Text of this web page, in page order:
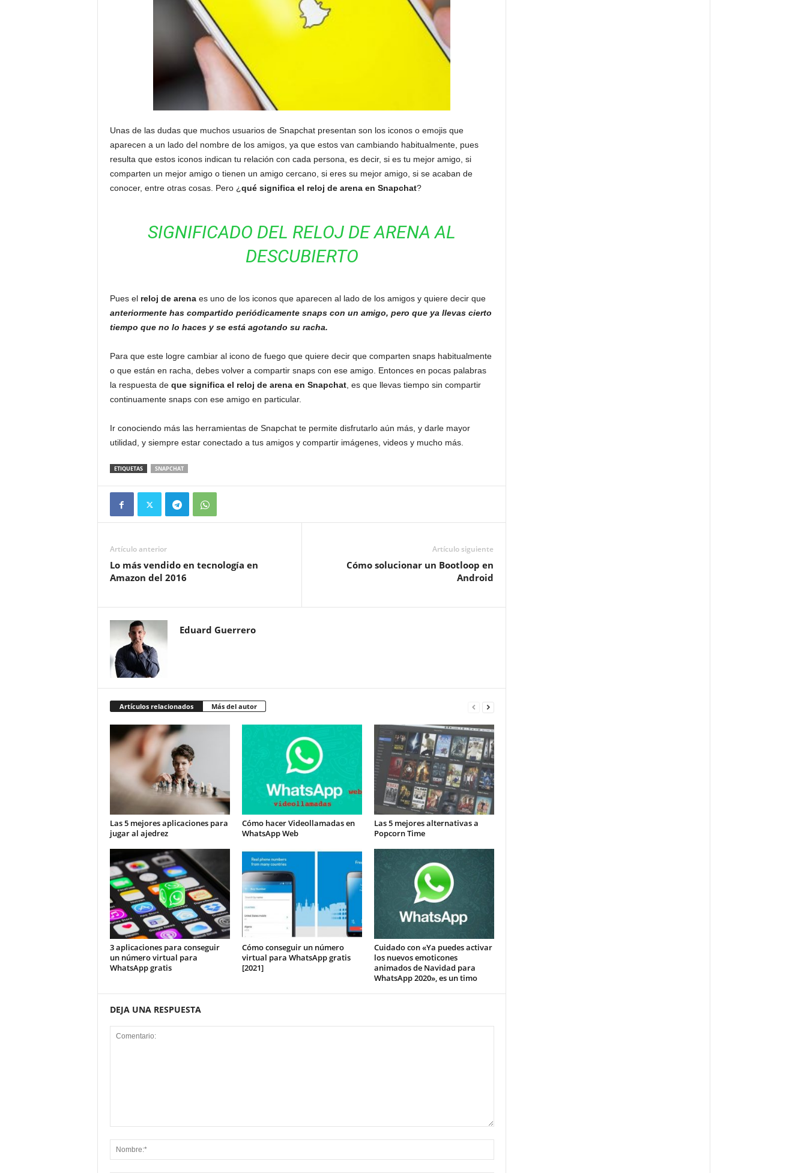
Unas de las dudas que muchos usuarios de Snapchat presentan son los iconos o emojis que
aparecen a un lado del nombre de los amigos, ya que estos van cambiando habitualmente, pues
resulta que estos iconos indican tu relación con cada persona, es decir, si es tu mejor amigo, si
comparten un mejor amigo o tienen un amigo cercano, si eres su mejor amigo, si se acaban de
conocer, entre otras cosas. Pero ¿qué significa el reloj de arena en Snapchat?
SIGNIFICADO DEL RELOJ DE ARENA AL
DESCUBIERTO
Pues el reloj de arenaes uno de los iconos que aparecen al lado de los amigos y quiere decir que
anteriormente has compartido periódicamente snaps con un amigo, pero que ya llevas cierto
tiempo que no lo haces y se está agotando su racha.
Para que este logre cambiar al icono de fuego que quiere decir que comparten snaps habitualmente
o que están en racha, debes volver a compartir snaps con ese amigo. Entonces en pocas palabras
la respuesta de que significa el reloj de arena en Snapchat, es que llevas tiempo sin compartir
continuamente snaps con ese amigo en particular.
Ir conociendo más las herramientas de Snapchat te permite disfrutarlo aún más, y darle mayor
utilidad, y siempre estar conectado a tus amigos y compartir imágenes, videos y mucho más.
ETIQUETAS SNAPCHAT
Artículo anterior
Lo más vendido en tecnología en
Amazon del 2016
Artículo siguiente
Cómo solucionar un Bootloop en
Android
Eduard Guerrero
Artículos relacionados Más del autor
Las 5 mejores aplicaciones para
jugar al ajedrez
Cómo hacer Videollamadas en
WhatsApp Web
Las 5 mejores alternativas a
Popcorn Time
3 aplicaciones para conseguir
un número virtual para
WhatsApp gratis
Cómo conseguir un número
virtual para WhatsApp gratis
[2021]
Cuidado con «Ya puedes activar
los nuevos emoticones
animados de Navidad para
WhatsApp 2020», es un timo
DEJA UNA RESPUESTA